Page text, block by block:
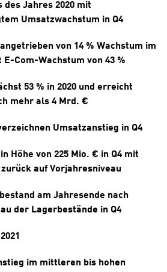
Jahres 2020 mit
Umsatzwachstum in Q4
von 14 % Wachstum im
E-Com-Wachstum von 43 %
53 % in 2020 und erreicht
mehr als 4 Mrd. €
Umsatzanstieg in Q4
Höhe von 225 Mio. € in Q4 mit
auf Vorjahresniveau
am Jahresende nach
der Lagerbestände in Q4
im mittleren bis hohen